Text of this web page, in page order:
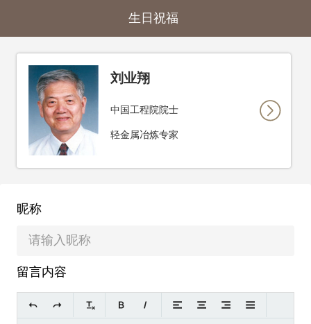
生日祝福
刘业翔
中国工程院院士
轻金属冶炼专家
昵称
留言内容